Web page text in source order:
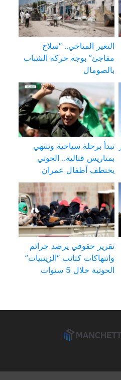
التغير المناخي.. “سلاح
مفاجئ” بوجه حركة الشباب
بالصومال
تبدأ برحلة سياحية وتنتهي
بمتاريس قتالية.. الحوثي
يختطف أطفال عمران
تقرير حقوقي يرصد جرائم
وانتهاكات كتائب “الزينبيات”
الحوثية خلال 5 سنوات